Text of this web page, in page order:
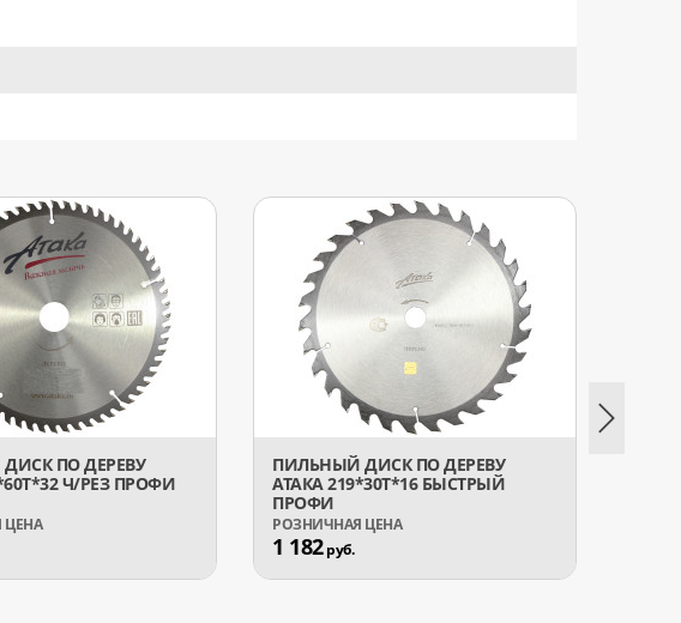
ПО ДЕРЕВУ
Ч/РЕЗ ПРОФИ
ПИЛЬНЫЙ ДИСК ПО ДЕРЕВУ
АТАКА 219*30T*16 БЫСТРЫЙ
ПРОФИ
1 182руб.